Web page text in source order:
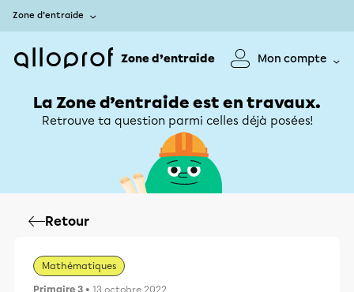
Zone d’entraide
Zone d’entraide Mon compte
La Zone d’entraide est en travaux.
Retrouve ta question parmi celles déjà posées!
Retour
Mathématiques
Primaire 3 • 13 octobre 2022